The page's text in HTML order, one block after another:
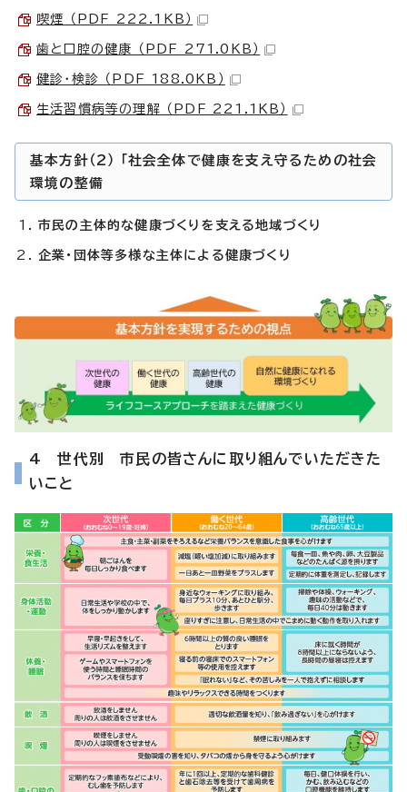
喫煙 （PDF 222.1KB）
歯と口腔の健康 （PDF 271.0KB）
健診・検診 （PDF 188.0KB）
生活習慣病等の理解 （PDF 221.1KB）
基本方針（2） 「社会全体で健康を支え守るための社会
環境の整備
市民の主体的な健康づくりを支える地域づくり
企業・団体等多様な主体による健康づくり
4 世代別 市民の皆さんに取り組んでいただきた
いこと